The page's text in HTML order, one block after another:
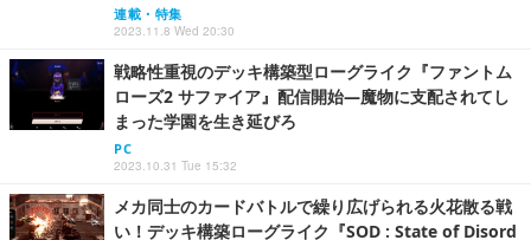
連載・特集
2023.11.8 Wed 20:30
戦略性重視のデッキ構築型ローグライク『ファントム
ローズ2 サファイア』配信開始―魔物に支配されてし
まった学園を生き延びろ
PC
2023.10.31 Tue 15:32
メカ同士のカードバトルで繰り広げられる火花散る戦
い！デッキ構築ローグライク『SOD : State of Disord